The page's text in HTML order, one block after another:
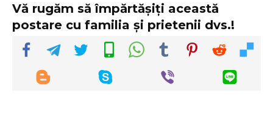
Vă rugăm să împărtășiți această
postare cu familia și prietenii dvs.!